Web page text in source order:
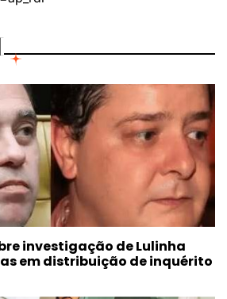
investigação de Lulinha
em distribuição de inquérito